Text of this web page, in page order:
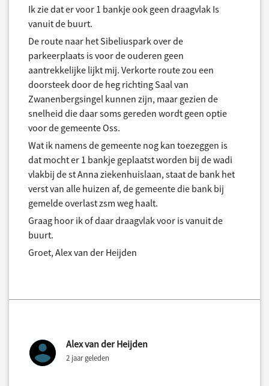
Ik zie dat er voor 1 bankje ook geen draagvlak Is
vanuit de buurt.
De route naar het Sibeliuspark over de
parkeerplaats is voor de ouderen geen
aantrekkelijke lijkt mij. Verkorte route zou een
doorsteek door de heg richting Saal van
Zwanenbergsingel kunnen zijn, maar gezien de
snelheid die daar soms gereden wordt geen optie
voor de gemeente Oss.
Wat ik namens de gemeente nog kan toezeggen is
dat mocht er 1 bankje geplaatst worden bij de wadi
vlakbij de st Anna ziekenhuislaan, staat de bank het
verst van alle huizen af, de gemeente die bank bij
gemelde overlast zsm weg haalt.
Graag hoor ik of daar draagvlak voor is vanuit de
buurt.
Groet, Alex van der Heijden
Alex van der Heijden
2 jaar geleden